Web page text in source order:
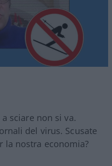
sciare non si va.
del virus. Scusate
la nostra economia?